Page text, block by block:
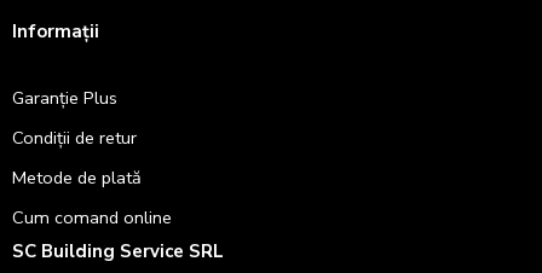
Informații
Garanție Plus
Condiții de retur
Metode de plată
Cum comand online
SC Building Service SRL